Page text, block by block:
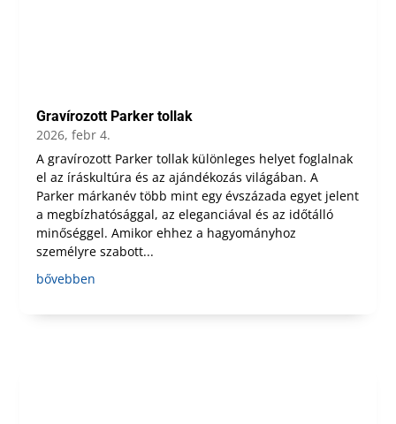
Gravírozott Parker tollak
2026, febr 4.
A gravírozott Parker tollak különleges helyet foglalnak
el az íráskultúra és az ajándékozás világában. A
Parker márkanév több mint egy évszázada egyet jelent
a megbízhatósággal, az eleganciával és az időtálló
minőséggel. Amikor ehhez a hagyományhoz
személyre szabott...
bővebben